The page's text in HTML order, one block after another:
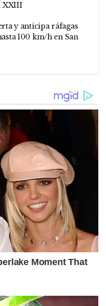
XXIII
y anticipa ráfagas
100 km/h en San